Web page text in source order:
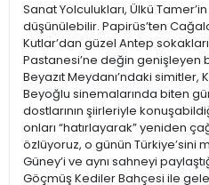
Sanat Yolculukları, Ülkü
düşünülebilir. Papirüs’ten
Kutlar’dan güzel Antep
Pastanesi’ne değin genişleyen
Beyazıt Meydanı’ndaki simitler,
Beyoğlu sinemalarında biten
dostlarının şiirleriyle
onları “hatırlayarak” yeniden
özlüyoruz, o günün Türkiye’sini
Güney’i ve aynı sahneyi
Göçmüş Kediler Bahçesi ile